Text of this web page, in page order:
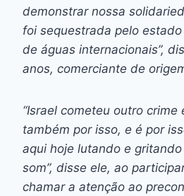
demonstrar nossa
foi sequestrada pelo
de águas internacionais”,
anos, comerciante de
“Israel cometeu outro
também por isso, e é por
aqui hoje lutando e
som”, disse ele, ao
chamar a atenção ao